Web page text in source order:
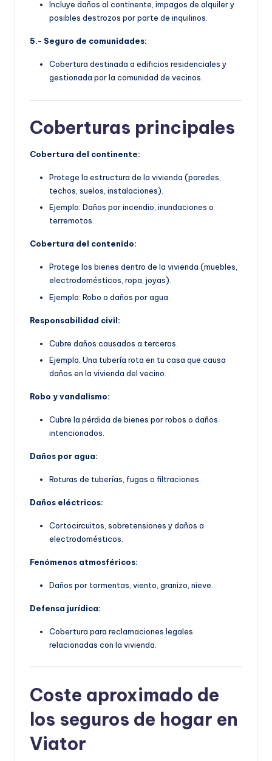
Incluye daños al continente, impagos de alquiler y
posibles destrozos por parte de inquilinos.
5.- Seguro de comunidades:
Cobertura destinada a edificios residenciales y
gestionada por la comunidad de vecinos.
Coberturas principales
Cobertura del continente:
Protege la estructura de la vivienda (paredes,
techos, suelos, instalaciones).
Ejemplo: Daños por incendio, inundaciones o
terremotos.
Cobertura del contenido:
Protege los bienes dentro de la vivienda (muebles,
electrodomésticos, ropa, joyas).
Ejemplo: Robo o daños por agua.
Responsabilidad civil:
Cubre daños causados a terceros.
Ejemplo: Una tubería rota en tu casa que causa
daños en la vivienda del vecino.
Robo y vandalismo:
Cubre la pérdida de bienes por robos o daños
intencionados.
Daños por agua:
Roturas de tuberías, fugas o filtraciones.
Daños eléctricos:
Cortocircuitos, sobretensiones y daños a
electrodomésticos.
Fenómenos atmosféricos:
Daños por tormentas, viento, granizo, nieve.
Defensa jurídica:
Cobertura para reclamaciones legales
relacionadas con la vivienda.
Coste aproximado de
los seguros de hogar en
Viator